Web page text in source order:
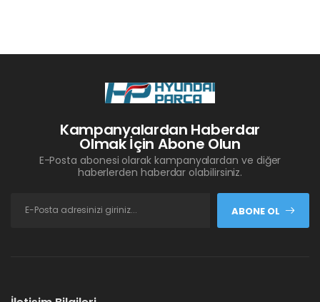
Kampanyalardan Haberdar
Olmak İçin Abone Olun
E-Posta abonesi olarak kampanyalardan ve diğer
haberlerden haberdar olabilirsiniz.
ABONE OL